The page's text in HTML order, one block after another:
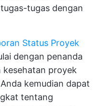
tugas dengan
Status Proyek
dengan penanda
kesehatan proyek
kemudian dapat
tentang